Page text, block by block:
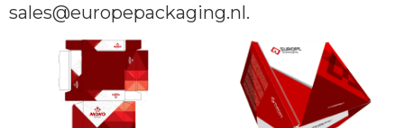
sales@europepackaging.nl.